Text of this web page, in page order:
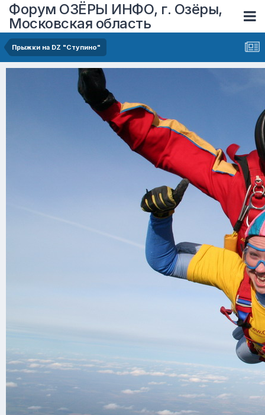
Форум ОЗЁРЫ ИНФО, г. Озёры,
Московская область
Прыжки на DZ "Ступино"